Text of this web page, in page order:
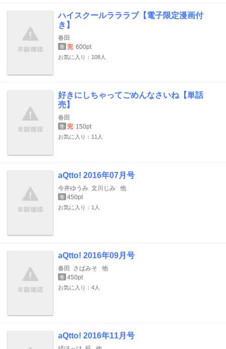
ハイスクールラララブ【電子限定漫画付
き】
春田
巻 完 600pt
お気に入り：108人
好きにしちゃってごめんなさいね【単話
売】
春田
巻 完 150pt
お気に入り：11人
aQtto! 2016年07月号
今井ゆうみ 文川じみ 他
巻 450pt
お気に入り：1人
aQtto! 2016年09月号
春田 さばみそ 他
巻 450pt
お気に入り：4人
aQtto! 2016年11月号